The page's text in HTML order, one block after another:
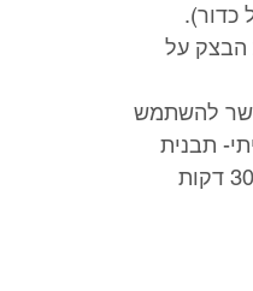
הבצק על
להשתמש
26, או כמו שאני עשיתי- תבנית
אחת עגולה ואינגליש קייק אחת). מכסים בניילון נצמד או מגבת ומתפיחים במשך 30-40 דקות